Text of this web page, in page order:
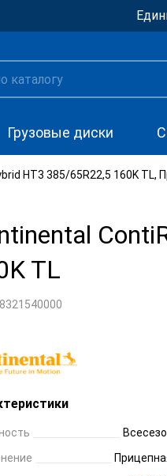
Грузовые диски
HT3 385/65R22,5 160K TL,
TL